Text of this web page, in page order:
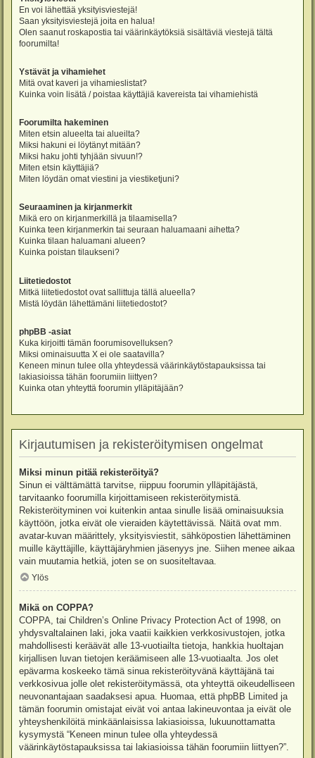
En voi lähettää yksityisviestejä!
Saan yksityisviestejä joita en halua!
Olen saanut roskapostia tai väärinkäytöksiä sisältäviä viestejä tältä
foorumilta!
Ystävät ja vihamiehet
Mitä ovat kaveri ja vihamieslistat?
Kuinka voin lisätä / poistaa käyttäjiä kavereista tai vihamiehistä
Foorumilta hakeminen
Miten etsin alueelta tai alueilta?
Miksi hakuni ei löytänyt mitään?
Miksi haku johti tyhjään sivuun!?
Miten etsin käyttäjiä?
Miten löydän omat viestini ja viestiketjuni?
Seuraaminen ja kirjanmerkit
Mikä ero on kirjanmerkillä ja tilaamisella?
Kuinka teen kirjanmerkin tai seuraan haluamaani aihetta?
Kuinka tilaan haluamani alueen?
Kuinka poistan tilaukseni?
Liitetiedostot
Mitkä liitetiedostot ovat sallittuja tällä alueella?
Mistä löydän lähettämäni liitetiedostot?
phpBB -asiat
Kuka kirjoitti tämän foorumisovelluksen?
Miksi ominaisuutta X ei ole saatavilla?
Keneen minun tulee olla yhteydessä väärinkäytöstapauksissa tai
lakiasioissa tähän foorumiin liittyen?
Kuinka otan yhteyttä foorumin ylläpitäjään?
Kirjautumisen ja rekisteröitymisen ongelmat
Miksi minun pitää rekisteröityä?
Sinun ei välttämättä tarvitse, riippuu foorumin ylläpitäjästä,
tarvitaanko foorumilla kirjoittamiseen rekisteröitymistä.
Rekisteröityminen voi kuitenkin antaa sinulle lisää ominaisuuksia
käyttöön, jotka eivät ole vieraiden käytettävissä. Näitä ovat mm.
avatar-kuvan määrittely, yksityisviestit, sähköpostien lähettäminen
muille käyttäjille, käyttäjäryhmien jäsenyys jne. Siihen menee aikaa
vain muutamia hetkiä, joten se on suositeltavaa.
Ylös
Mikä on COPPA?
COPPA, tai Children’s Online Privacy Protection Act of 1998, on
yhdysvaltalainen laki, joka vaatii kaikkien verkkosivustojen, jotka
mahdollisesti keräävät alle 13-vuotiailta tietoja, hankkia huoltajan
kirjallisen luvan tietojen keräämiseen alle 13-vuotiaalta. Jos olet
epävarma koskeeko tämä sinua rekisteröityvänä käyttäjänä tai
verkkosivua jolle olet rekisteröitymässä, ota yhteyttä oikeudelliseen
neuvonantajaan saadaksesi apua. Huomaa, että phpBB Limited ja
tämän foorumin omistajat eivät voi antaa lakineuvontaa ja eivät ole
yhteyshenkilöitä minkäänlaisissa lakiasioissa, lukuunottamatta
kysymystä “Keneen minun tulee olla yhteydessä
väärinkäytöstapauksissa tai lakiasioissa tähän foorumiin liittyen?”.